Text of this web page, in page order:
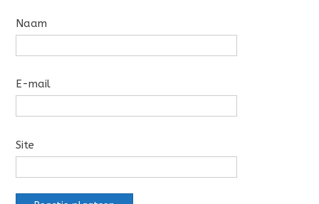
Naam
E-mail
Site